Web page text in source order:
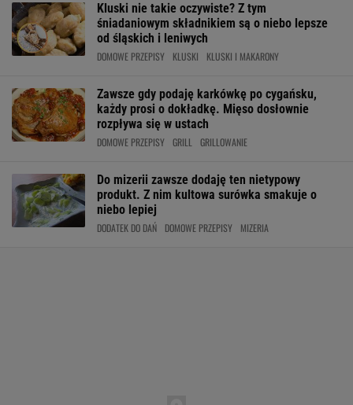
Kluski nie takie oczywiste? Z tym
śniadaniowym składnikiem są o niebo lepsze
od śląskich i leniwych
DOMOWE PRZEPISY KLUSKI KLUSKI I MAKARONY
Zawsze gdy podaję karkówkę po cygańsku,
każdy prosi o dokładkę. Mięso dosłownie
rozpływa się w ustach
DOMOWE PRZEPISY GRILL GRILLOWANIE
Do mizerii zawsze dodaję ten nietypowy
produkt. Z nim kultowa surówka smakuje o
niebo lepiej
DODATEK DO DAŃ DOMOWE PRZEPISY MIZERIA